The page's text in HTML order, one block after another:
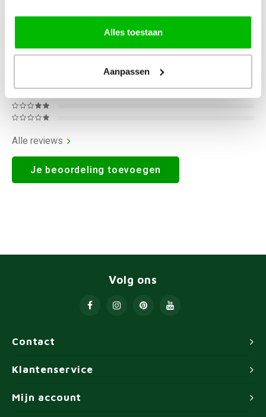
Alles toestaan
Aanpassen
0Reviews
Alle reviews
Je beoordeling toevoegen
Contact
Volg ons
Klantenservice
Mijn account